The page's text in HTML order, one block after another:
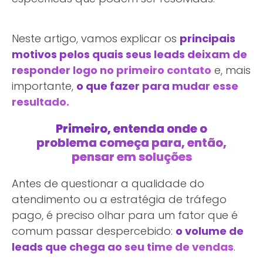
Neste artigo, vamos explicar os principais
motivos pelos quais seus leads deixam de
responder logo no primeiro contato e, mais
importante, o que fazer para mudar esse
resultado.
Primeiro, entenda onde o
problema começa para, então,
pensar em soluções
Antes de questionar a qualidade do
atendimento ou a estratégia de tráfego
pago, é preciso olhar para um fator que é
comum passar despercebido: o volume de
leads que chega ao seu time de vendas.